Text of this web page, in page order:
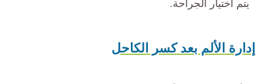
يتم اختيار الجراحة.
إدارة الألم بعد كسر الكاحل